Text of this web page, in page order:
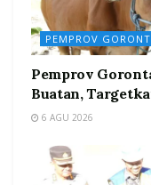
PEMPROV
Pemprov
Buatan,
6 AGU 2026